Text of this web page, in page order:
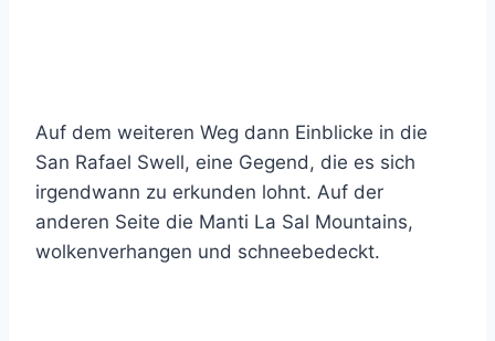
Auf dem weiteren Weg dann Einblicke in die
San Rafael Swell, eine Gegend, die es sich
irgendwann zu erkunden lohnt. Auf der
anderen Seite die Manti La Sal Mountains,
wolkenverhangen und schneebedeckt.